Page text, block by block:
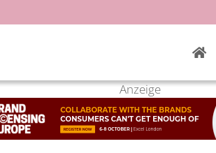
Anzeige